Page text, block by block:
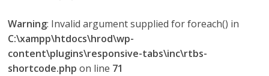
Warning: Invalid argument supplied for foreach() in
C:\xampp\htdocs\hrod\wp-
content\plugins\responsive-tabs\inc\rtbs-
shortcode.php on line 71